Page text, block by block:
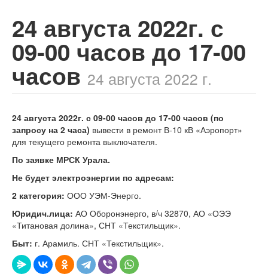
​24 августа 2022г. с
09-00 часов до 17-00
часов 24 августа 2022 г.
24 августа 2022г. с 09-00 часов до 17-00 часов (по
запросу на 2 часа) вывести в ремонт В-10 кВ «Аэропорт»
для текущего ремонта выключателя.
По заявке МРСК Урала.
Не будет электроэнергии по адресам:
2 категория: ООО УЭМ-Энерго.
Юридич.лица: АО Оборонэнерго, в/ч 32870, АО «ОЭЭ
«Титановая долина», СНТ «Текстильщик».
Быт: г. Арамиль. СНТ «Текстильщик».